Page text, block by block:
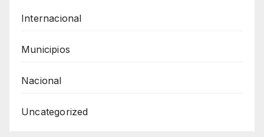
Internacional
Municipios
Nacional
Uncategorized